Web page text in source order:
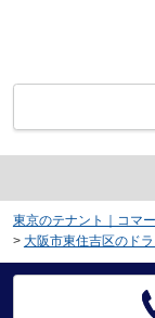
東京のテナント｜コマ
> 大阪市東住吉区のド